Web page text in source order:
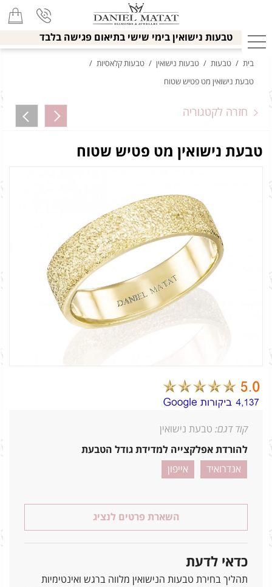
טבעות נישואין בימי שישי בתיאום פגישה בלבד
בית / טבעות / טבעות נישואין / טבעות קלאסיות /
טבעת נישואין מט פטיש שטוח
חזרה לקטגוריה
טבעת נישואין מט פטיש שטוח
קוד דגם: טבעת נישואין
להורדת אפלקצייה למדידת גודל הטבעת
אנדרואיד
אייפון
השארת פרטים לנציג
כדאי לדעת
תהליך בחירת טבעות הנישואין מלווה ברגש ואינטימיות